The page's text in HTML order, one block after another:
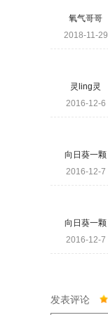
氧气哥哥
2018-11-29
灵ling灵
2016-12-6
向日葵一颗
2016-12-7
向日葵一颗
2016-12-7
发表评论